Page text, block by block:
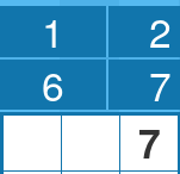
1 2
6
7
7